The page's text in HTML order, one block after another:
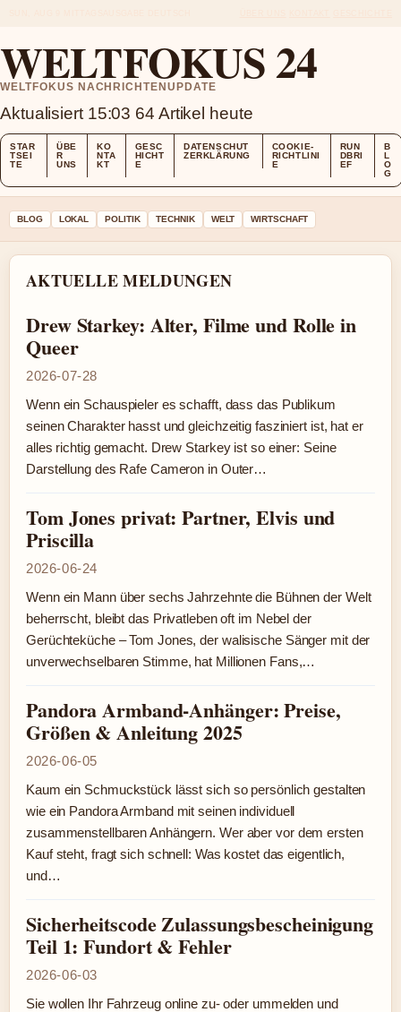
WELTFOKUS 24
WELTFOKUS NACHRICHTENUPDATE
Aktualisiert 15:03 64 Artikel heute
STAR
TSEI
TE
ÜBE
R
UNS
KO
NTA
KT
GESC
HICHT
E
DATENSCHUT
ZERKLÄRUNG
COOKIE-
RICHTLINI
E
RUN
DBRI
EF
B
L
O
G
BLOG LOKAL POLITIK TECHNIK WELT WIRTSCHAFT
AKTUELLE MELDUNGEN
Drew Starkey: Alter, Filme und Rolle in
Queer
2026-07-28
Wenn ein Schauspieler es schafft, dass das Publikum
seinen Charakter hasst und gleichzeitig fasziniert ist, hat er
alles richtig gemacht. Drew Starkey ist so einer: Seine
Darstellung des Rafe Cameron in Outer…
Tom Jones privat: Partner, Elvis und
Priscilla
2026-06-24
Wenn ein Mann über sechs Jahrzehnte die Bühnen der Welt
beherrscht, bleibt das Privatleben oft im Nebel der
Gerüchteküche – Tom Jones, der walisische Sänger mit der
unverwechselbaren Stimme, hat Millionen Fans,…
Pandora Armband-Anhänger: Preise,
Größen & Anleitung 2025
2026-06-05
Kaum ein Schmuckstück lässt sich so persönlich gestalten
wie ein Pandora Armband mit seinen individuell
zusammenstellbaren Anhängern. Wer aber vor dem ersten
Kauf steht, fragt sich schnell: Was kostet das eigentlich,
und…
Sicherheitscode Zulassungsbescheinigung
Teil 1: Fundort & Fehler
2026-06-03
Sie wollen Ihr Fahrzeug online zu- oder ummelden und